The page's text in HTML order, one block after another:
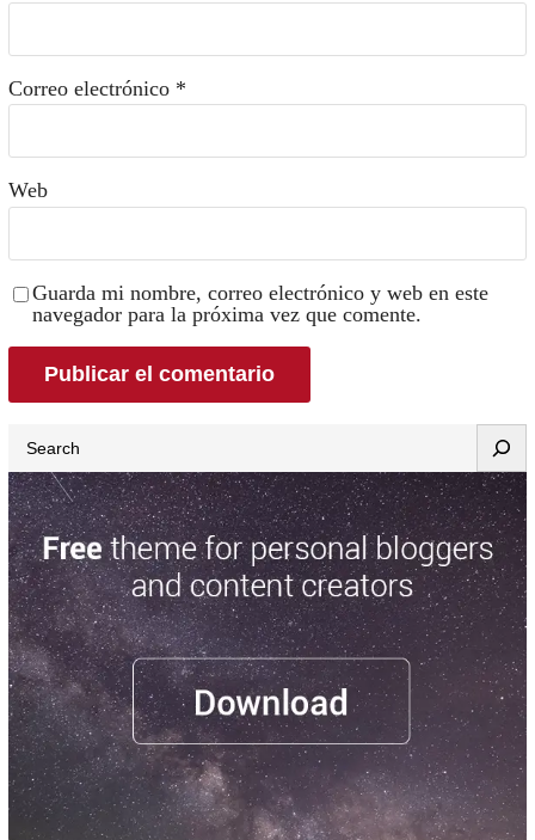
Correo electrónico *
Web
Guarda mi nombre, correo electrónico y web en este
navegador para la próxima vez que comente.